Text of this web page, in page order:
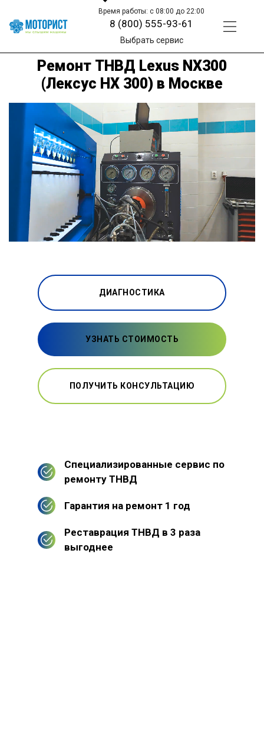
Время работы: с 08:00 до 22:00
8 (800) 555-93-61
Выбрать сервис
Ремонт ТНВД Lexus NX300
(Лексус НХ 300) в Москве
ДИАГНОСТИКА
УЗНАТЬ СТОИМОСТЬ
ПОЛУЧИТЬ КОНСУЛЬТАЦИЮ
Специализированные сервис по
ремонту ТНВД
Гарантия на ремонт 1 год
Реставрация ТНВД в 3 раза
выгоднее